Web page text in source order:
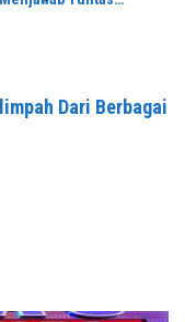
Dari Berbagai